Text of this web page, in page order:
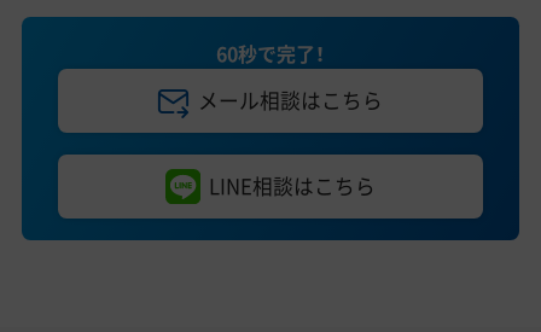
60秒で完了！
メール相談はこちら
LINE相談はこちら